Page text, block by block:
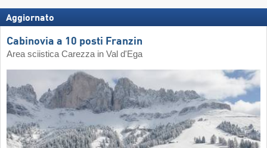
Aggiornato
Cabinovia a 10 posti Franzin
Area sciistica Carezza in Val d'Ega